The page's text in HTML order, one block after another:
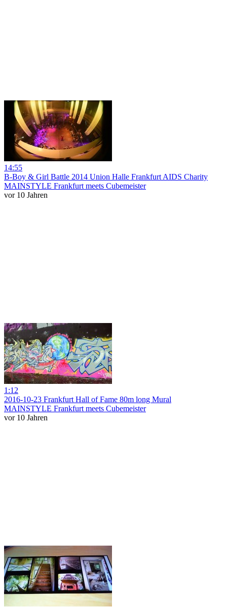
14:55
B-Boy & Girl Battle 2014 Union Halle Frankfurt AIDS Charity
MAINSTYLE Frankfurt meets Cubemeister
vor 10 Jahren
1:12
2016-10-23 Frankfurt Hall of Fame 80m long Mural
MAINSTYLE Frankfurt meets Cubemeister
vor 10 Jahren